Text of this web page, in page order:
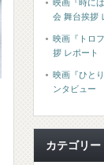
映画『時に
会 舞台挨拶
映画『トロ
拶 レポート
映画『ひと
ンタビュー
カテゴリー